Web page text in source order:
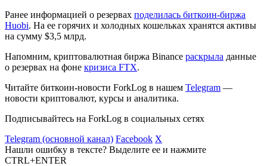
Ранее информацией о резервах поделилась биткоин-биржа
Huobi. На ее горячих и холодных кошельках хранятся активы
на сумму $3,5 млрд.
Напомним, криптовалютная биржа Binance раскрыла данные
о резервах на фоне кризиса FTX.
Читайте биткоин-новости ForkLog в нашем Telegram —
новости криптовалют, курсы и аналитика.
Подписывайтесь на ForkLog в социальных сетях
Telegram (основной канал) Facebook X
Нашли ошибку в тексте? Выделите ее и нажмите
CTRL+ENTER